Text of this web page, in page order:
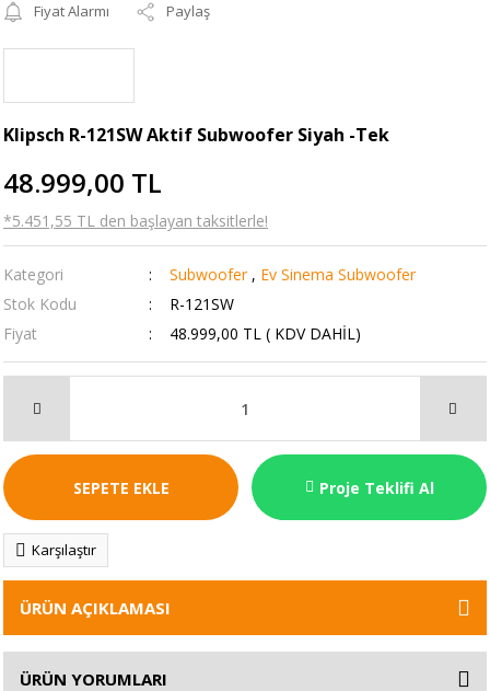
Fiyat Alarmı
Paylaş
Klipsch R-121SW Aktif Subwoofer Siyah -Tek
48.999,00 TL
*5.451,55 TL den başlayan taksitlerle!
Kategori Subwoofer , Ev Sinema Subwoofer
Stok Kodu
R-121SW
Fiyat
48.999,00 TL ( KDV DAHİL)
SEPETE EKLE Proje Teklifi Al
Karşılaştır
ÜRÜN AÇIKLAMASI
ÜRÜN YORUMLARI